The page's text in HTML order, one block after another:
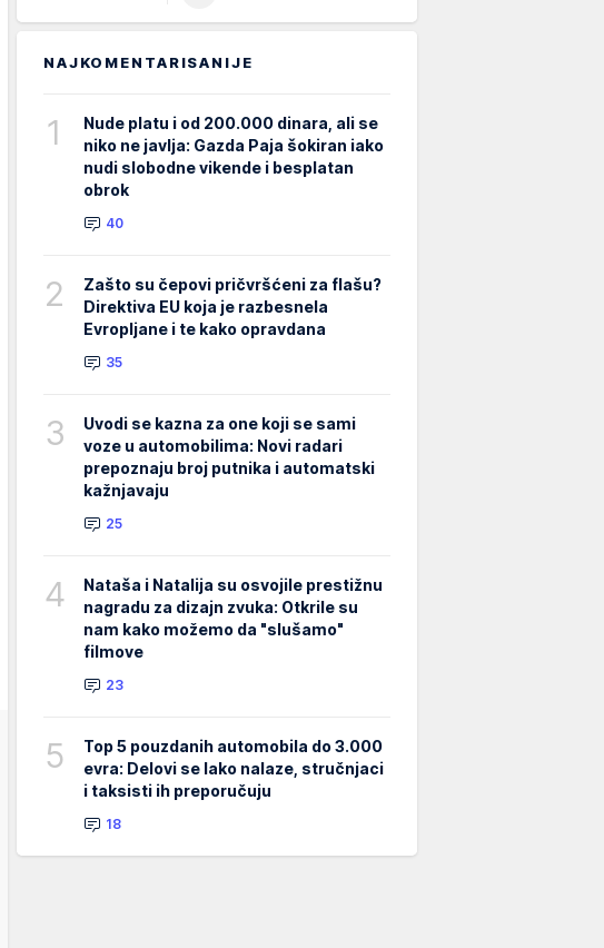
NAJKOMENTARISANIJE
1
Nude platu i od 200.000 dinara, ali se
niko ne javlja: Gazda Paja šokiran iako
nudi slobodne vikende i besplatan
obrok
40
2
Zašto su čepovi pričvršćeni za flašu?
Direktiva EU koja je razbesnela
Evropljane i te kako opravdana
35
3
Uvodi se kazna za one koji se sami
voze u automobilima: Novi radari
prepoznaju broj putnika i automatski
kažnjavaju
25
4
Nataša i Natalija su osvojile prestižnu
nagradu za dizajn zvuka: Otkrile su
nam kako možemo da "slušamo"
filmove
23
5
Top 5 pouzdanih automobila do 3.000
evra: Delovi se lako nalaze, stručnjaci
i taksisti ih preporučuju
18